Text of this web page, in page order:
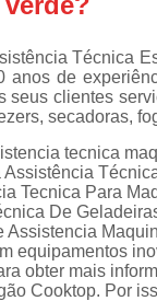
lava e
de fogão
em freezer
Técnica
anos de
seus clientes
secadoras,
tecnica
Tecnica Para
De
Assistencia
equipamentos
obter mais
Cooktop. Por